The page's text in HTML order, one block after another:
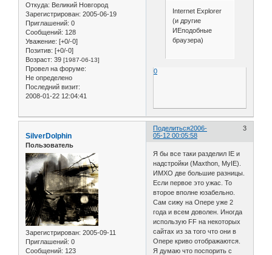
Откуда: Великий Новгород
Зарегистрирован: 2005-06-19
Приглашений: 0
Сообщений: 128
Уважение: [+0/-0]
Позитив: [+0/-0]
Возраст: 39 [1987-06-13]
Провел на форуме:
Не определено
Последний визит:
2008-01-22 12:04:41
Internet Explorer
(и другие
ИЕподобные
браузера)
0
Поделиться 3
2006-
05-12 00:05:58
SilverDolphin
Пользователь
Зарегистрирован: 2005-09-11
Приглашений: 0
Сообщений: 123
Я бы все таки разделил IE и
надстройки (Maxthon, MyIE).
ИМХО две большие разницы.
Если первое это ужас. То
второе вполне юзабельно.
Сам сижу на Опере уже 2
года и всем доволен. Иногда
использую FF на некоторых
сайтах из за того что они в
Опере криво отображаются.
Я думаю что поспорить с